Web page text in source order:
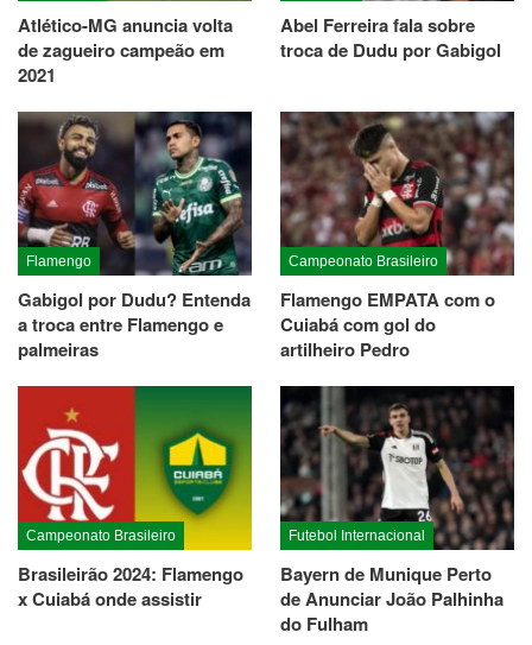
Atlético-MG anuncia volta
de zagueiro campeão em
2021
Abel Ferreira fala sobre
troca de Dudu por Gabigol
Flamengo
Gabigol por Dudu? Entenda
a troca entre Flamengo e
palmeiras
Campeonato Brasileiro
Flamengo EMPATA com o
Cuiabá com gol do
artilheiro Pedro
Campeonato Brasileiro
Brasileirão 2024: Flamengo
x Cuiabá onde assistir
Futebol Internacional
Bayern de Munique Perto
de Anunciar João Palhinha
do Fulham